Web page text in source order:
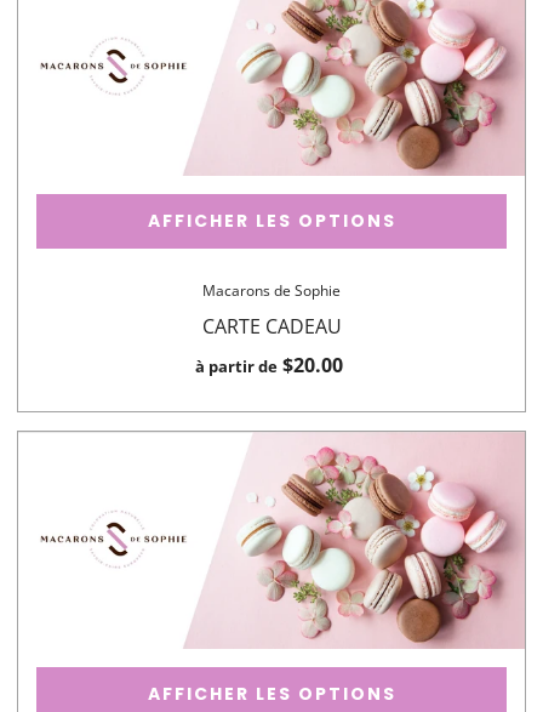
Macarons de Sophie
CARTE CADEAU
à partir de $20.00
AFFICHER LES OPTIONS
AFFICHER LES OPTIONS